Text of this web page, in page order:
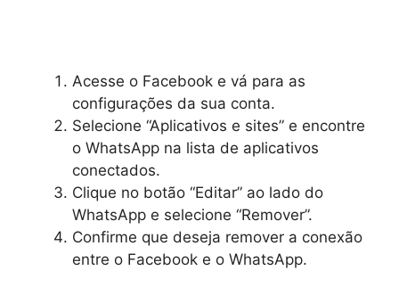
Acesse o Facebook e vá para as
configurações da sua conta.
Selecione “Aplicativos e sites” e encontre
o WhatsApp na lista de aplicativos
conectados.
Clique no botão “Editar” ao lado do
WhatsApp e selecione “Remover”.
Confirme que deseja remover a conexão
entre o Facebook e o WhatsApp.